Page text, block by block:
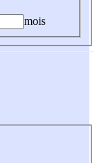
mois